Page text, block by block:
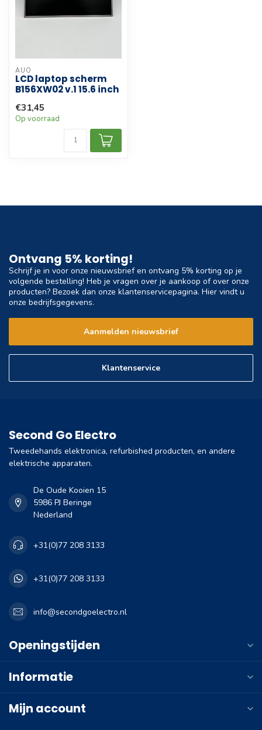
AUO
LCD laptop scherm
B156XW02 v.1 15.6 inch
€31,45
Op voorraad
Ontvang 5% korting!
Schrijf je in voor onze nieuwsbrief en ontvang 5% korting op je
volgende bestelling! Heb je vragen over je aankoop of over onze
producten? Bezoek dan onze klantenservicepagina. Hier vindt u
onze bedrijfsgegevens.
Aanmelden nieuwsbrief
Klantenservice
Second Go Electro
Tweedehands elektronica, refurbished producten, en andere
elektrische apparaten.
De Oude Kooien 15
5986 PJ Beringe
Nederland
+31(0)77 208 3133
+31(0)77 208 3133
info@secondgoelectro.nl
Openingstijden
Informatie
Mijn account